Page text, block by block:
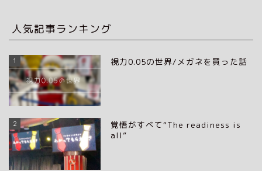
人気記事ランキング
1 視力0.05の世界/メガネを買った話
2
覚悟がすべて“The readiness is
all”